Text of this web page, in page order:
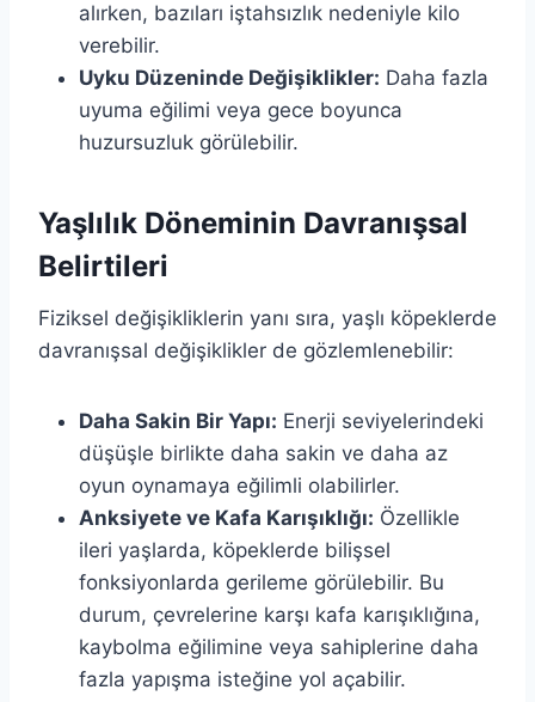
alırken, bazıları iştahsızlık nedeniyle kilo
verebilir.
Uyku Düzeninde Değişiklikler: Daha fazla
uyuma eğilimi veya gece boyunca
huzursuzluk görülebilir.
Yaşlılık Döneminin Davranışsal
Belirtileri
Fiziksel değişikliklerin yanı sıra, yaşlı köpeklerde
davranışsal değişiklikler de gözlemlenebilir:
Daha Sakin Bir Yapı: Enerji seviyelerindeki
düşüşle birlikte daha sakin ve daha az
oyun oynamaya eğilimli olabilirler.
Anksiyete ve Kafa Karışıklığı: Özellikle
ileri yaşlarda, köpeklerde bilişsel
fonksiyonlarda gerileme görülebilir. Bu
durum, çevrelerine karşı kafa karışıklığına,
kaybolma eğilimine veya sahiplerine daha
fazla yapışma isteğine yol açabilir.